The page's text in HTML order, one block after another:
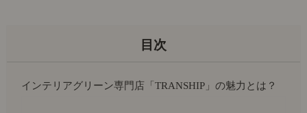
インテリアグリーン専門店「TRANSHIP」の魅力とは？